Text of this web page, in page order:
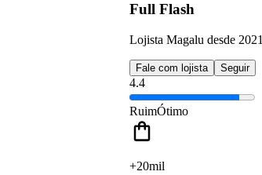
Full Flash
Lojista Magalu desde 2021
Fale com lojista Seguir
4.4
RuimÓtimo
+20mil